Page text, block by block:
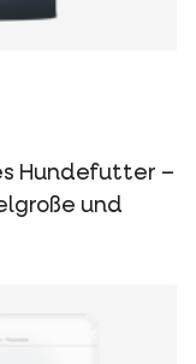
Hundefutter –
und